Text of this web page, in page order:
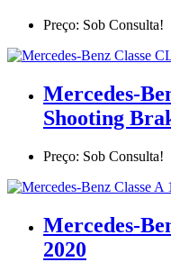
Preço: Sob Consulta!
Mercedes-
Shooting
Preço: Sob Consulta!
Mercedes-
2020